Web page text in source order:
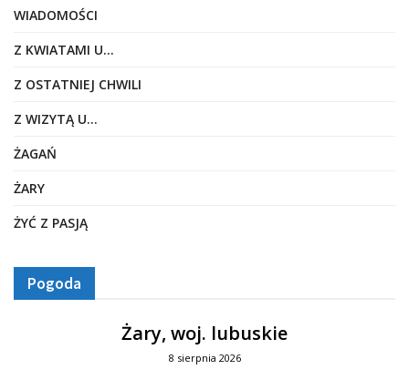
WIADOMOŚCI
Z KWIATAMI U…
Z OSTATNIEJ CHWILI
Z WIZYTĄ U…
ŻAGAŃ
ŻARY
ŻYĆ Z PASJĄ
Pogoda
Żary, woj. lubuskie
8 sierpnia 2026